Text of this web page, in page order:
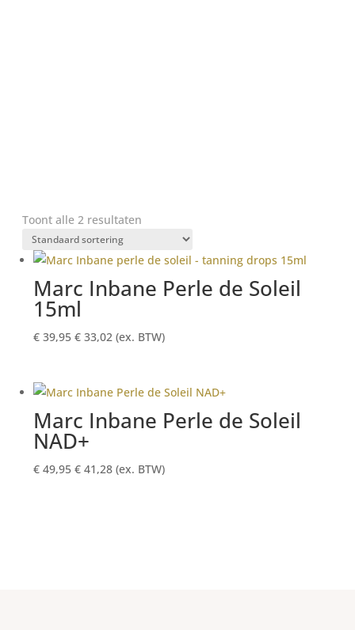
Toont alle 2 resultaten
Marc Inbane Perle de Soleil
15ml
€ 39,95 € 33,02 (ex. BTW)
Marc Inbane Perle de Soleil
NAD+
€ 49,95 € 41,28 (ex. BTW)